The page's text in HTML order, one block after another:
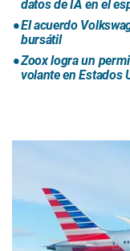
datos de IA en el
El acuerdo
bursátil
Zoox logra un
volante en Estados